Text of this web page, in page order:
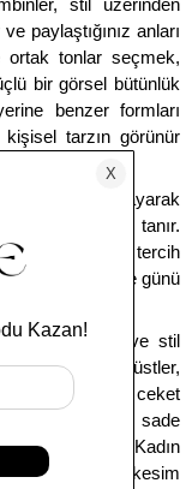
stil üzerinden
paylaştığınız anları
ortak tonlar seçmek,
bir görsel bütünlük
benzer formları
tarzın görünür
birlikte planlayarak
olanak tanır.
özelinde tercih
hem de günü
rahatlık ve stil
ve basic üstler,
ya da ceket
uygulamalar, sade
koşar. Kadın
ettiği düz kesim